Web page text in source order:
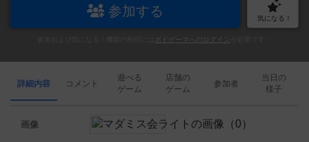
参加する 気になる！
ボドゲーマへのログイン
詳細内容 コメント
遊べる
ゲーム
店舗の
ゲーム
参加者
当日の
様子
画像